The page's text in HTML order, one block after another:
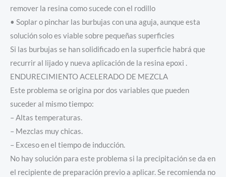
remover la resina como sucede con el rodillo
• Soplar o pinchar las burbujas con una aguja, aunque esta
solución solo es viable sobre pequeñas superficies
Si las burbujas se han solidificado en la superficie habrá que
recurrir al lijado y nueva aplicación de la resina epoxi .
ENDURECIMIENTO ACELERADO DE MEZCLA
Este problema se origina por dos variables que pueden
suceder al mismo tiempo:
– Altas temperaturas.
– Mezclas muy chicas.
– Exceso en el tiempo de inducción.
No hay solución para este problema si la precipitación se da en
el recipiente de preparación previo a aplicar. Se recomienda no